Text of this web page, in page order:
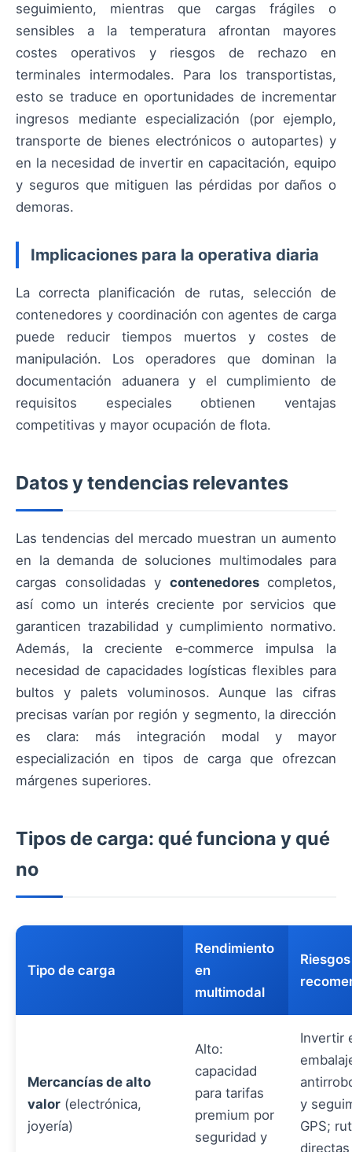
seguimiento, mientras que cargas frágiles o
sensibles a la temperatura afrontan mayores
costes operativos y riesgos de rechazo en
terminales intermodales. Para los transportistas,
esto se traduce en oportunidades de incrementar
ingresos mediante especialización (por ejemplo,
transporte de bienes electrónicos o autopartes) y
en la necesidad de invertir en capacitación, equipo
y seguros que mitiguen las pérdidas por daños o
demoras.
Implicaciones para la operativa diaria
La correcta planificación de rutas, selección de
contenedores y coordinación con agentes de carga
puede reducir tiempos muertos y costes de
manipulación. Los operadores que dominan la
documentación aduanera y el cumplimiento de
requisitos especiales obtienen ventajas
competitivas y mayor ocupación de flota.
Datos y tendencias relevantes
Las tendencias del mercado muestran un aumento
en la demanda de soluciones multimodales para
cargas consolidadas y contenedorescompletos,
así como un interés creciente por servicios que
garanticen trazabilidad y cumplimiento normativo.
Además, la creciente e‑commerce impulsa la
necesidad de capacidades logísticas flexibles para
bultos y palets voluminosos. Aunque las cifras
precisas varían por región y segmento, la dirección
es clara: más integración modal y mayor
especialización en tipos de carga que ofrezcan
márgenes superiores.
Tipos de carga: qué funciona y qué
no
Tipo de carga
Rendimiento
en
multimodal
Mercancías de alto
valor (electrónica,
joyería)
Alto:
capacidad
para tarifas
premium por
seguridad y
Invertir
y
GPS;